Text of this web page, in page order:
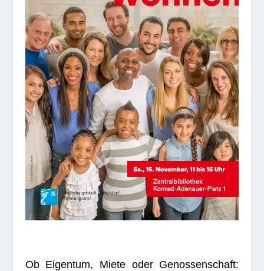
Ob Eigen­tum, Miete oder Genos­sen­schaft: